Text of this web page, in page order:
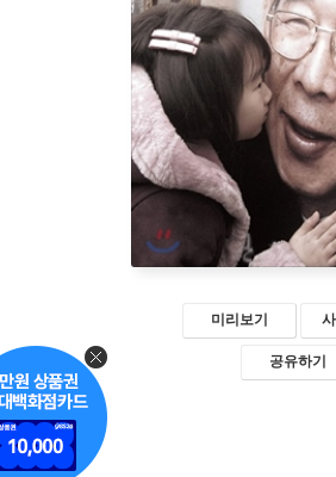
미리보기
공유하기